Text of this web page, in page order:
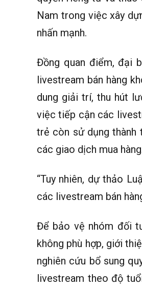
Nam trong việc xây
nhấn mạnh.
Đồng quan điểm, đại
livestream bán hàng
dung giải trí, thu hút
việc tiếp cận các
trẻ còn sử dụng
các giao dịch mua
“Tuy nhiên, dự thảo
các livestream bán
Để bảo vệ nhóm đối
không phù hợp, giới
nghiên cứu bổ sung
livestream theo độ